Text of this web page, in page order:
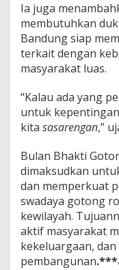
Ia juga
membutuhkan
Bandung siap
terkait dengan
masyarakat luas.
“Kalau ada yang
untuk
kita sasarengan,”
Bulan Bhakti
dimaksudkan
dan memperkuat
swadaya gotong
kewilayah.
aktif masyarakat
kekeluargaan,
pembangunan